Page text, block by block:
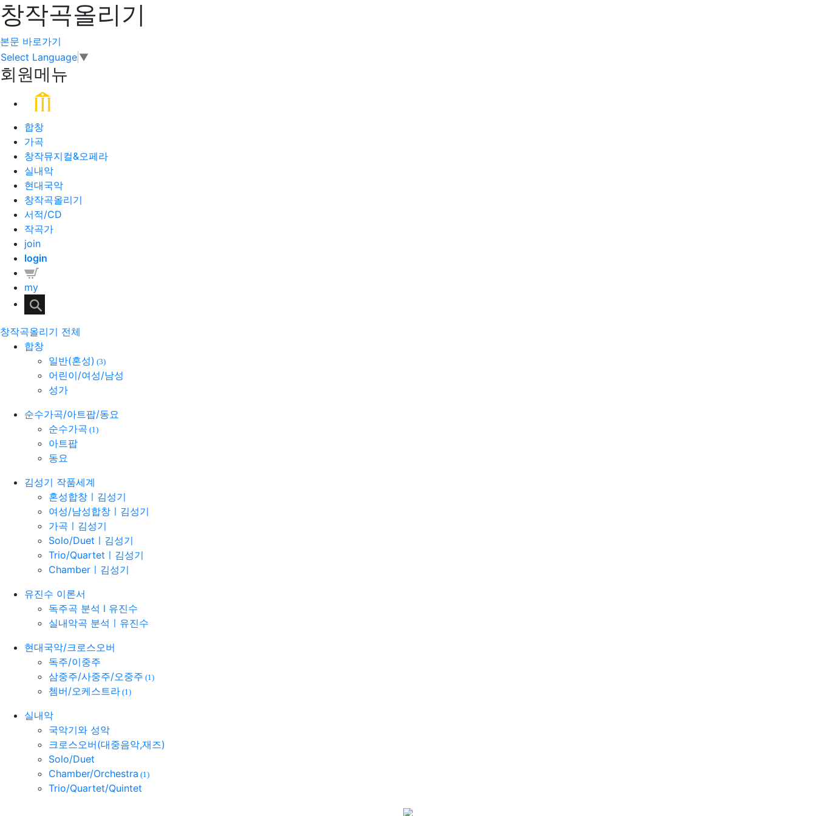
창작곡올리기
본문 바로가기
Select Language ▼
회원메뉴
합창
가곡
창작뮤지컬&오페라
실내악
현대국악
창작곡올리기
서적/CD
작곡가
join
login
my
창작곡올리기 전체
합창
일반(혼성) (3)
어린이/여성/남성
성가
순수가곡/아트팝/동요
순수가곡 (1)
아트팝
동요
김성기 작품세계
혼성합창ㅣ김성기
여성/남성합창ㅣ김성기
가곡ㅣ김성기
Solo/Duetㅣ김성기
Trio/Quartetㅣ김성기
Chamberㅣ김성기
유진수 이론서
독주곡 분석 l 유진수
실내악곡 분석ㅣ유진수
현대국악/크로스오버
독주/이중주
삼중주/사중주/오중주 (1)
쳄버/오케스트라 (1)
실내악
국악기와 성악
크로스오버(대중음악,재즈)
Solo/Duet
Chamber/Orchestra (1)
Trio/Quartet/Quintet